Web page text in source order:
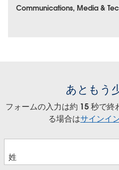
Communications, Media &
あともう
フォームの入力は約 15 秒で
る場合はサインイ